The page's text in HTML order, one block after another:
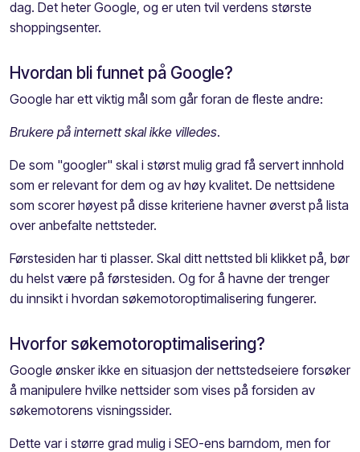
dag. Det heter Google, og er uten tvil verdens største
shoppingsenter.
Hvordan bli funnet på Google?
Google har ett viktig mål som går foran de fleste andre:
Brukere på internett skal ikke villedes.
De som "googler" skal i størst mulig grad få servert innhold
som er relevant for dem og av høy kvalitet. De nettsidene
som scorer høyest på disse kriteriene havner øverst på lista
over anbefalte nettsteder.
Førstesiden har ti plasser. Skal ditt nettsted bli klikket på, bør
du helst være på førstesiden. Og for å havne der trenger
du innsikt i hvordan søkemotoroptimalisering fungerer.
Hvorfor søkemotoroptimalisering?
Google ønsker ikke en situasjon der nettstedseiere forsøker
å manipulere hvilke nettsider som vises på forsiden av
søkemotorens visningssider.
Dette var i større grad mulig i SEO-ens barndom, men for